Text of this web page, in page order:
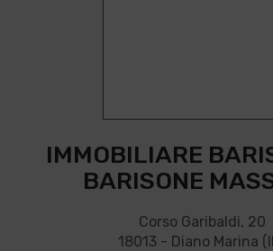
IMMOBILIARE
BARISONE
Corso Garibaldi, 20
18013 - Diano Marina